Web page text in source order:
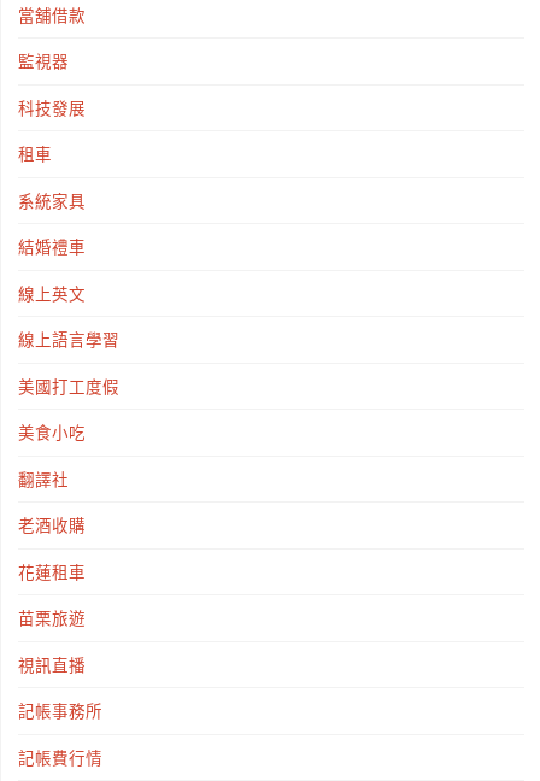
當舖借款
監視器
科技發展
租車
系統家具
結婚禮車
線上英文
線上語言學習
美國打工度假
美食小吃
翻譯社
老酒收購
花蓮租車
苗栗旅遊
視訊直播
記帳事務所
記帳費行情